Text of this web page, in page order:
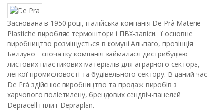
Заснована в 1950 році, італійська компанія De Prà Materie
Plastiche виробляє термоштори і ПВХ-завіси. Її основне
виробництво розміщується в комуні Альпаго, провінція
Беллуно - спочатку компанія займалася дистрибуцією
листових пластикових матеріалів для аграрного сектора,
легкої промисловості та будівельного сектору. В даний час
De Prà здійснює виробництво та продаж виробів з
харчового поліетилену, брендових сендвіч-панелей
Depracell і плит Depraplan.